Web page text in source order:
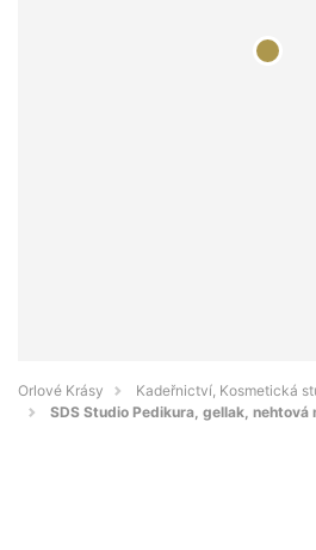
Orlové Krásy
Kadeřnictví, Kosmetická
SDS Studio Pedikura, gellak, nehtová